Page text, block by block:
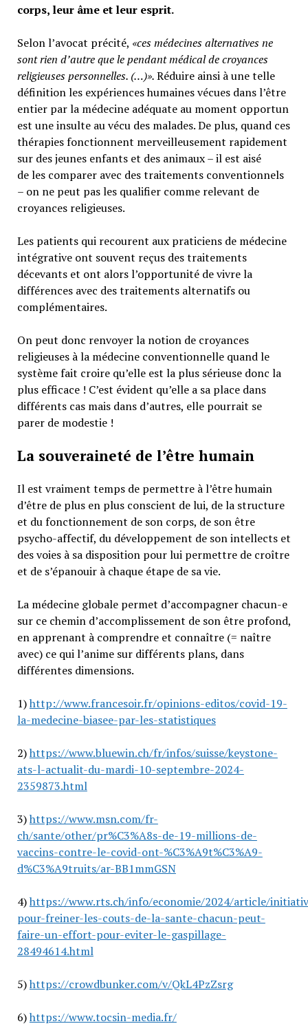
corps, leur âme et leur esprit.
Selon l’avocat précité, «ces médecines alternatives ne
sont rien d’autre que le pendant médical de croyances
religieuses personnelles. (…)».Réduire ainsi à une telle
définition les expériences humaines vécues dans l’être
entier par la médecine adéquate au moment opportun
est une insulte au vécu des malades. De plus, quand ces
thérapies fonctionnent merveilleusement rapidement
sur des jeunes enfants et des animaux – il est aisé
de les comparer avec des traitements conventionnels
– on ne peut pas les qualifier comme relevant de
croyances religieuses.
Les patients qui recourent aux praticiens de médecine
intégrative ont souvent reçus des traitements
décevants et ont alors l’opportunité de vivre la
différences avec des traitements alternatifs ou
complémentaires.
On peut donc renvoyer la notion de croyances
religieuses à la médecine conventionnelle quand le
système fait croire qu’elle est la plus sérieuse donc la
plus efficace ! C’est évident qu’elle a sa place dans
différents cas mais dans d’autres, elle pourrait se
parer de modestie !
La souveraineté de l’être humain
Il est vraiment temps de permettre à l’être humain
d’être de plus en plus conscient de lui, de la structure
et du fonctionnement de son corps, de son être
psycho-affectif, du développement de son intellects et
des voies à sa disposition pour lui permettre de croître
et de s’épanouir à chaque étape de sa vie.
La médecine globale permet d’accompagner chacun-e
sur ce chemin d’accomplissement de son être profond,
en apprenant à comprendre et connaître (= naître
avec) ce qui l’anime sur différents plans, dans
différentes dimensions.
1)http://www.francesoir.fr/opinions-editos/covid-19-
la-medecine-biasee-par-les-statistiques
2)https://www.bluewin.ch/fr/infos/suisse/keystone-
ats-l-actualit-du-mardi-10-septembre-2024-
2359873.html
3)https://www.msn.com/fr-
ch/sante/other/pr%C3%A8s-de-19-millions-de-
vaccins-contre-le-covid-ont-%C3%A9t%C3%A9-
d%C3%A9truits/ar-BB1mmGSN
4)https://www.rts.ch/info/economie/2024/article/
pour-freiner-les-couts-de-la-sante-chacun-peut-
faire-un-effort-pour-eviter-le-gaspillage-
28494614.html
5)https://crowdbunker.com/v/QkL4PzZsrg
6)https://www.tocsin-media.fr/